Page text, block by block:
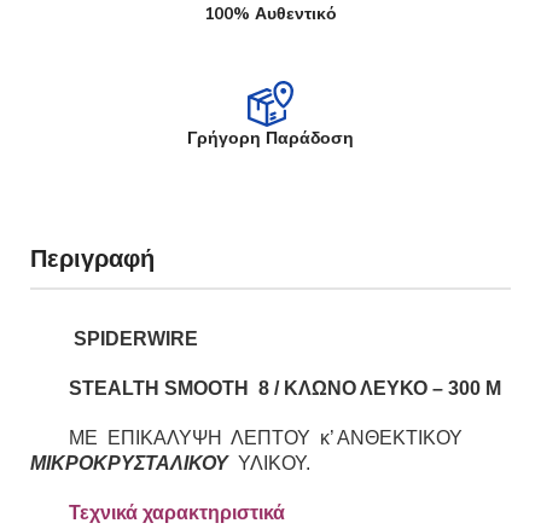
100% Αυθεντικό
Γρήγορη Παράδοση
Περιγραφή
SPIDERWIRE
STEALTH SMOOTH 8 / ΚΛΩΝΟ ΛΕΥΚΟ – 300 M
ΜΕ ΕΠΙΚΑΛΥΨΗ ΛΕΠΤΟΥ κ’ ΑΝΘΕΚΤΙΚΟΥ
ΜΙΚΡΟΚΡΥΣΤΑΛΙΚΟΥ ΥΛΙΚΟΥ.
Τεχνικά χαρακτηριστικά